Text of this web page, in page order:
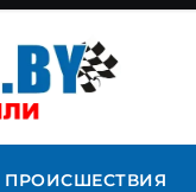
ПРОИСШЕСТВИЯ